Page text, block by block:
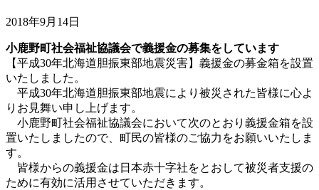
2018年9月14日
小鹿野町社会福祉協議会で義援金の募集をしています
【平成30年北海道胆振東部地震災害】義援金の募金箱を設置
いたしました。
平成30年北海道胆振東部地震により被災された皆様に心よ
りお見舞い申し上げます。
小鹿野町社会福祉協議会において次のとおり義援金箱を設
置いたしましたので、町民の皆様のご協力をお願いいたしま
す。
皆様からの義援金は日本赤十字社をとおして被災者支援の
ために有効に活用させていただきます。